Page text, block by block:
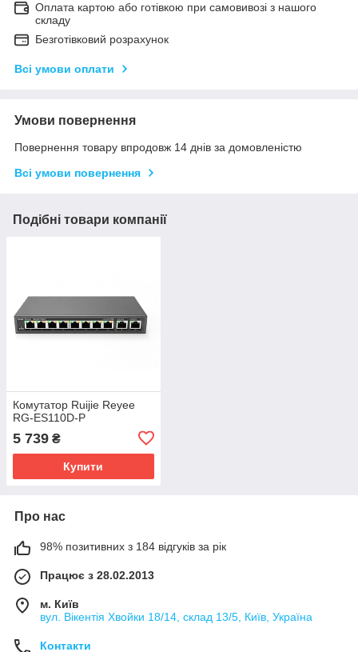
Оплата картою або готівкою при самовивозі з нашого
складу
Безготівковий розрахунок
Всі умови оплати
Умови повернення
Повернення товару впродовж 14 днів за домовленістю
Всі умови повернення
Подібні товари компанії
Комутатор Ruijie Reyee
RG-ES110D-P
5 739 ₴
Купити
Про нас
98% позитивних з 184 відгуків за рік
Працює з 28.02.2013
м. Київ
вул. Вікентія Хвойки 18/14, склад 13/5, Київ, Україна
Контакти